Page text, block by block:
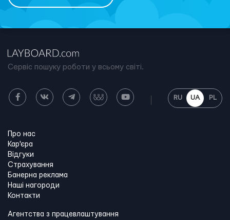
Сервіс пошуку роботи у всьому світі.
RU UA PL
Про нас
Кар'єра
Відгуки
Страхування
Банерна реклама
Наші нагороди
Контакти
Агентства з працевлаштування